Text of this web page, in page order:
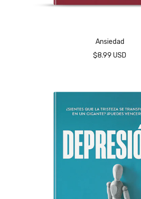
Ansiedad
$8.99 USD